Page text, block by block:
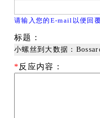
请输入您的E-mail以便回
标题：
小螺丝到大数据：
* 反应内容：